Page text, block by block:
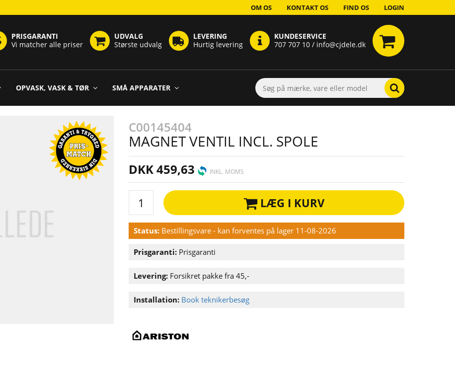
OM OS KONTAKT OS FIND OS LOGIN
PRISGARANTI
Vi matcher alle priser
UDVALG
Største udvalg
LEVERING
Hurtig levering
KUNDESERVICE
707 707 10 / info@cjdele.dk
OPVASK, VASK & TØR SMÅ APPARATER
C00145404
MAGNET VENTIL INCL. SPOLE
DKK 459,63 INKL. MOMS
LÆG I KURV
Status: Bestillingsvare - kan forventes på lager 11-08-2026
Prisgaranti: Prisgaranti
Levering: Forsikret pakke fra 45,-
Installation: Book teknikerbesøg